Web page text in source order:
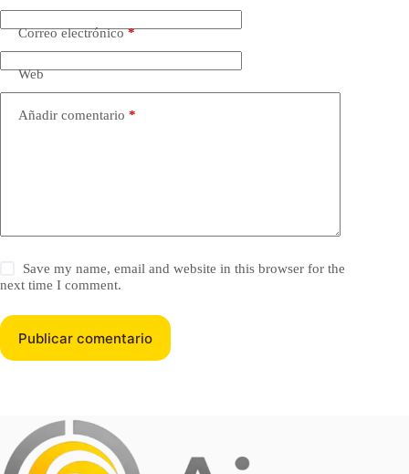
Correo electrónico*
Web
Añadir comentario *
Save my name, email and website in this browser for the
next time I comment.
Publicar comentario